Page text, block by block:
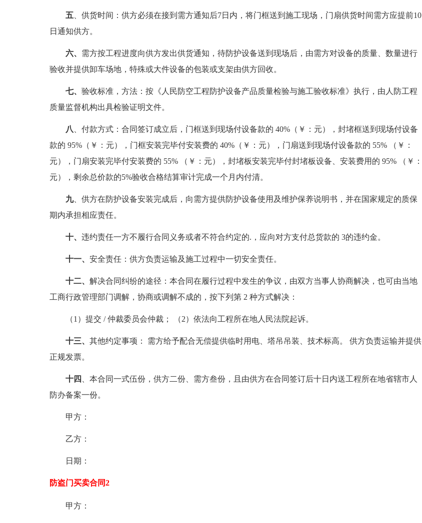
五、供货时间：供方必须在接到需方通知后7日内，将门框送到施工现场，门扇供货时间需方应提前10
日通知供方。
六、 需方按工程进度向供方发出供货通知，待防护设备送到现场后，由需方对设备的质量、数量进行
验收并提供卸车场地，特殊或大件设备的包装或支架由供方回收。
七、 验收标准，方法：按《人民防空工程防护设备产品质量检验与施工验收标准》执行，由人防工程
质量监督机构出具检验证明文件。
八 、付款方式：合同签订成立后，门框送到现场付设备款的 40%（￥：元），封堵框送到现场付设备
款的 95%（￥：元），门框安装完毕付安装费的 40%（￥：元），门扇送到现场付设备款的 55% （￥：
元），门扇安装完毕付安装费的 55% （￥：元），封堵板安装完毕付封堵板设备、安装费用的 95% （￥：
元），剩余总价款的5%验收合格结算审计完成一个月内付清。
九、供方在防护设备安装完成后，向需方提供防护设备使用及维护保养说明书，并在国家规定的质保
期内承担相应责任。
十、 违约责任一方不履行合同义务或者不符合约定的.，应向对方支付总货款的 3的违约金。
十一、 安全责任：供方负责运输及施工过程中一切安全责任。
十二、 解决合同纠纷的途径：本合同在履行过程中发生的争议，由双方当事人协商解决，也可由当地
工商行政管理部门调解，协商或调解不成的，按下列第 2 种方式解决：
（1）提交 / 仲裁委员会仲裁； （2）依法向工程所在地人民法院起诉。
十三、 其他约定事项： 需方给予配合无偿提供临时用电、塔吊吊装、技术标高。 供方负责运输并提供
正规发票。
十四 、本合同一式伍份，供方二份、需方叁份，且由供方在合同签订后十日内送工程所在地省辖市人
防办备案一份。
甲方：
乙方：
日期：
防盗门买卖合同2
甲方：